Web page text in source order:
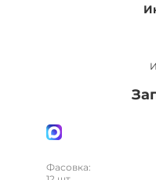
Фасовка: